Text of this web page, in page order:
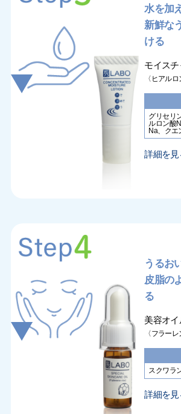
水を加
新鮮な
ける
モイス
〈ヒアル
グリセリ
ルロン酸
Na、クエ
詳細を見
うるお
皮脂の
る
美容オイ
〈フラー
スクワラ
詳細を見